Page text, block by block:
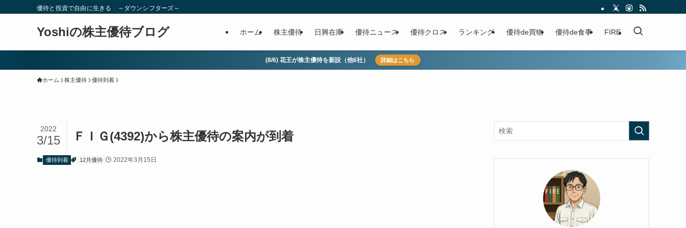
優待と投資で自由に生きる ～ダウンシフターズ～
Yoshiの株主優待ブログ ホーム 株主優待 日興在庫 優待ニュース 優待クロス ランキング 優待de買物 優待de食事 FIRE
(8/6) 花王が株主優待を新設（他6社） 詳細はこちら
ホーム 株主優待 優待到着
ＦＩＧ(4392)から株主優待の案内が到着
2022
3/15
優待到着 12月優待 2022年3月15日